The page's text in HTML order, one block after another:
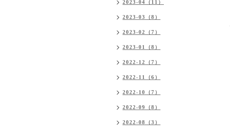
2023-04（11）
2023-03（8）
2023-02（7）
2023-01（8）
2022-12（7）
2022-11（6）
2022-10（7）
2022-09（8）
2022-08（3）